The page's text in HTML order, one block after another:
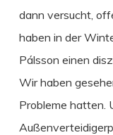
dann versucht,
haben in der
Pálsson einen
Wir haben
Probleme hatten.